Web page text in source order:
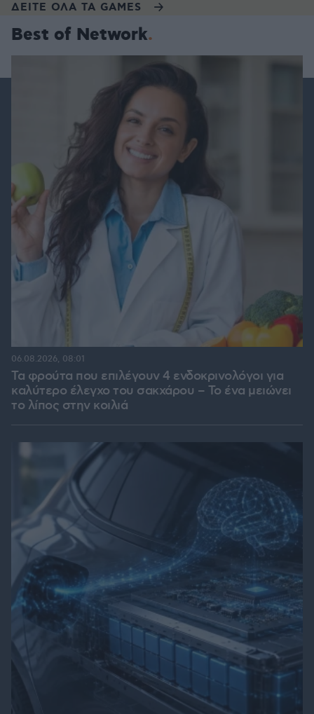
ΔΕΙΤΕ ΟΛΑ ΤΑ GAMES
Best of Network
Τα φρούτα που επιλέγουν 4 ενδοκρινολόγοι για
καλύτερο έλεγχο του σακχάρου – Το ένα μειώνει
το λίπος στην κοιλιά
06.08.2026, 08:01